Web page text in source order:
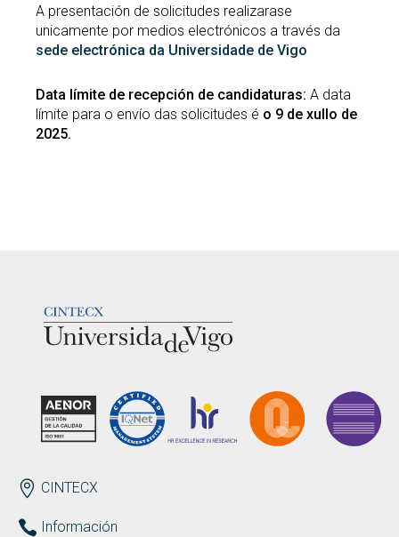
A presentación de solicitudes realizarase
unicamente por medios electrónicos a través da
sede electrónica da Universidade de Vigo
Data límite de recepción de candidaturas: A data
límite para o envío das solicitudes é o 9 de xullo de
2025.
ENDEREZO
CINTECX
Información